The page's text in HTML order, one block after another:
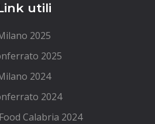
utili
2025
2025
2024
2024
Calabria 2024